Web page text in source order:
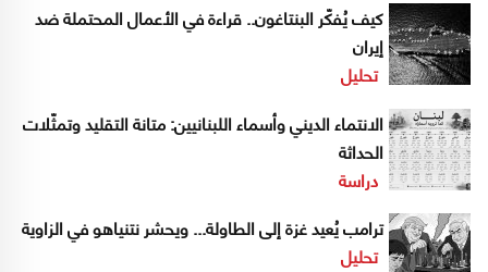
كيف يُفكّر البنتاغون.. قراءة في الأعمال المحتملة ضد
إيران
تحليل
الانتماء الديني وأسماء اللبنانيين: متانة التقليد وتمثّلات
الحداثة
دراسة
ترامب يُعيد غزة إلى الطاولة... ويحشر نتنياهو في الزاوية
تحليل